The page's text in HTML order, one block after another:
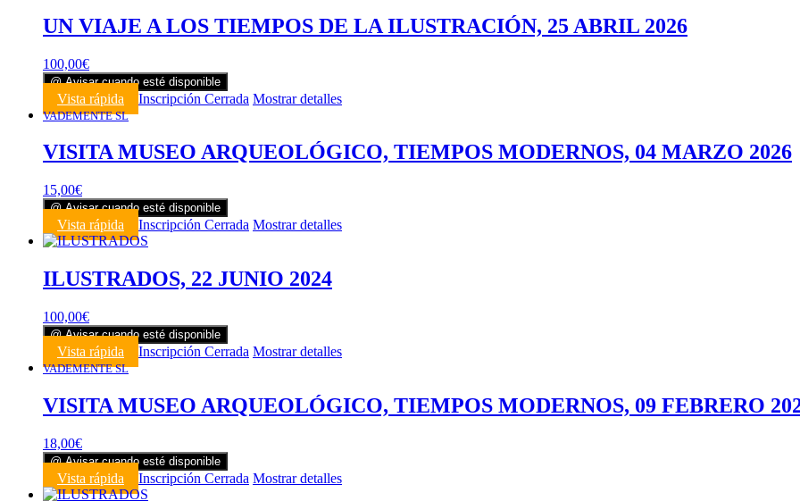
UN VIAJE A LOS TIEMPOS DE LA ILUSTRACIÓN, 25 ABRIL 2026
100,00€
@ Avisar cuando esté disponible
Vista rápida Inscripción Cerrada Mostrar detalles
VADEMENTE SL
VISITA MUSEO ARQUEOLÓGICO, TIEMPOS MODERNOS, 04 MARZO 2026
15,00€
@ Avisar cuando esté disponible
Vista rápida Inscripción Cerrada Mostrar detalles
ILUSTRADOS, 22 JUNIO 2024
100,00€
@ Avisar cuando esté disponible
Vista rápida Inscripción Cerrada Mostrar detalles
VADEMENTE SL
VISITA MUSEO ARQUEOLÓGICO, TIEMPOS MODERNOS, 09 FEBRERO
18,00€
@ Avisar cuando esté disponible
Vista rápida Inscripción Cerrada Mostrar detalles